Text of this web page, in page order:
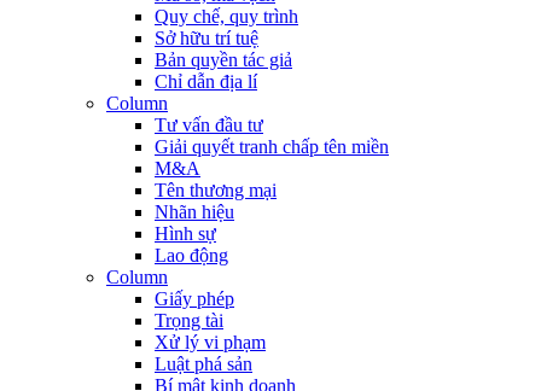
Quy chế, quy trình
Sở hữu trí tuệ
Bản quyền tác giả
Chỉ dẫn địa lí
Column
Tư vấn đầu tư
Giải quyết tranh chấp tên miền
M&A
Tên thương mại
Nhãn hiệu
Hình sự
Lao động
Column
Giấy phép
Trọng tài
Xử lý vi phạm
Luật phá sản
Bí mật kinh doanh